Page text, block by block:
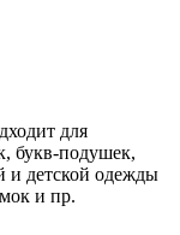
для
букв-подушек,
и детской одежды
и пр.